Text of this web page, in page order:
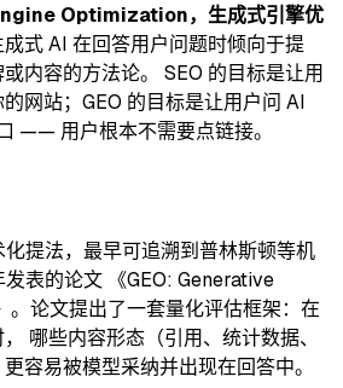
Optimization，生成式引擎优
式 AI 在回答用户问题时倾向于提
内容的方法论。 SEO 的目标是让用
网站；GEO 的目标是让用户问 AI
—— 用户根本不需要点链接。
提法，最早可追溯到普林斯顿等机
表的论文 《GEO: Generative
论文提出了一套量化评估框架：在
哪些内容形态（引用、统计数据、
容易被模型采纳并出现在回答中。